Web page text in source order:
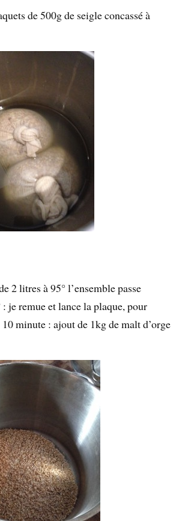
de 500g de seigle concassé à
2 litres à 95° l’ensemble passe
: je remue et lance la plaque, pour
minute : ajout de 1kg de malt d’orge